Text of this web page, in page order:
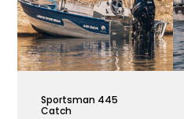
Sportsman 445
Catch